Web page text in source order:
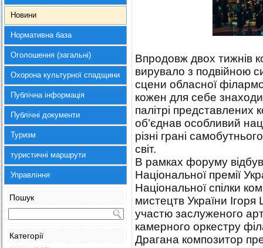
Новини
Нормативна база
Оголошення (загальні)
Охорона культурної спадщини
Публічна інформація
Публічні документи
Туризм
туристичні маршрути
Управління
Пошук
Категорії
Впродовж двох тижнів
вирувало з подвійною
сцени обласної
кожен для себе
палітрі представлених
об’єднав особливий
різні грані
світ.
В рамках форуму
Національної премії
Національної спілки
мистецтв України
участю заслуженого
камерного оркестру
Драгана композитор